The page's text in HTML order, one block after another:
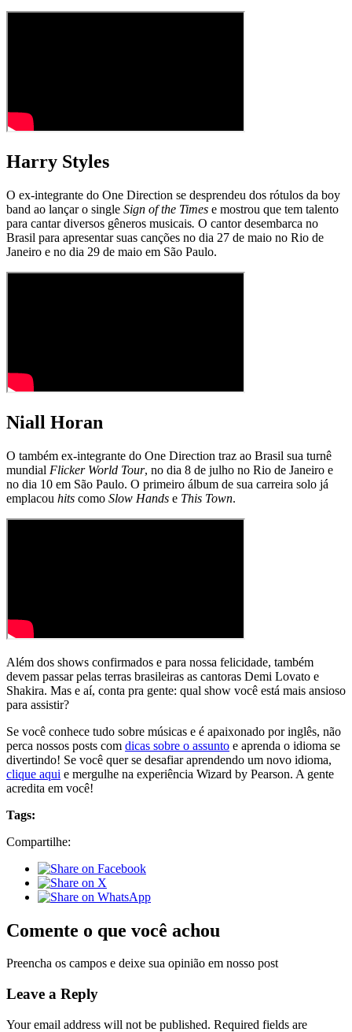
Harry Styles
O ex-integrante do One Direction se desprendeu dos rótulos da boy
band ao lançar o single Sign of the Times e mostrou que tem talento
para cantar diversos gêneros musicais. O cantor desembarca no
Brasil para apresentar suas canções no dia 27 de maio no Rio de
Janeiro e no dia 29 de maio em São Paulo.
Niall Horan
O também ex-integrante do One Direction traz ao Brasil sua turnê
mundial Flicker World Tour, no dia 8 de julho no Rio de Janeiro e
no dia 10 em São Paulo. O primeiro álbum de sua carreira solo já
emplacou hits como Slow Hands e This Town.
Além dos shows confirmados e para nossa felicidade, também
devem passar pelas terras brasileiras as cantoras Demi Lovato e
Shakira. Mas e aí, conta pra gente: qual show você está mais ansioso
para assistir?
Se você conhece tudo sobre músicas e é apaixonado por inglês, não
perca nossos posts com dicas sobre o assunto e aprenda o idioma se
divertindo! Se você quer se desafiar aprendendo um novo idioma,
clique aqui e mergulhe na experiência Wizard by Pearson. A gente
acredita em você!
Tags:
Compartilhe:
Comente o que você achou
Preencha os campos e deixe sua opinião em nosso post
Leave a Reply
Your email address will not be published. Required fields are